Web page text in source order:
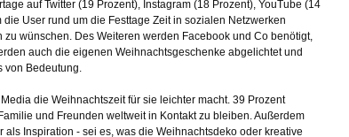
auf Twitter (19 Prozent), Instagram (18 Prozent), YouTube (14
User rund um die Festtage Zeit in sozialen Netzwerken
wünschen. Des Weiteren werden Facebook und Co benötigt,
auch die eigenen Weihnachtsgeschenke abgelichtet und
von Bedeutung.
die Weihnachtszeit für sie leichter macht. 39 Prozent
und Freunden weltweit in Kontakt zu bleiben. Außerdem
Inspiration - sei es, was die Weihnachtsdeko oder kreative